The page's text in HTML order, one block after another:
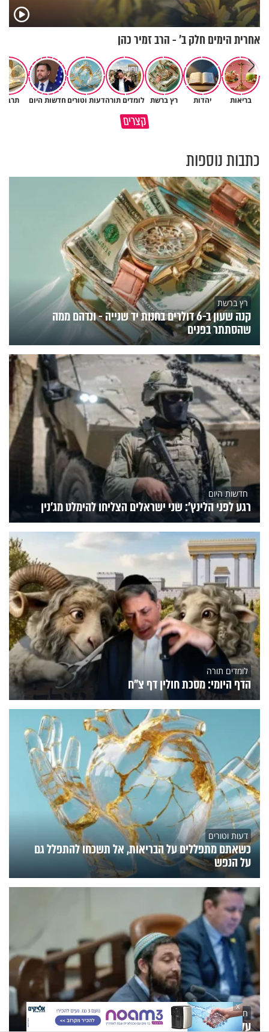
אחרית הימים חלק ב’ - הרב זמיר כהן
בריאות יהדות רץ ברשת לומדים תורהדעות וטורים חדשות היום
קצרים
מתחילים לעבוד לקראת ראש
הרגעים הקשים ביותר בחיים
כתבות נוספות
רץ ברשת
קנה שעון ב-6 דולרים בחנות יד שנייה - ונדהם ממה
שהסתתר בפנים
חדשות היום
רגע לפני הלינץ': שני ישראלים הצליחו להימלט מג'נין
לומדים תורה
הדף היומי: מסכת חולין דף צ"ח
דעות וטורים
כשאתם מתפללים על הבריאות, אל תשכחו להתפלל גם
על הנפש
חדשות היום
על הכוונת: נחקרים איומי רצח נגד בן גביר, כ"ץ וח"כ
X